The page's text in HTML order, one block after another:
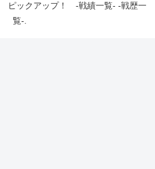
ピックアップ！ -戦績一覧- -戦歴一
覧-.